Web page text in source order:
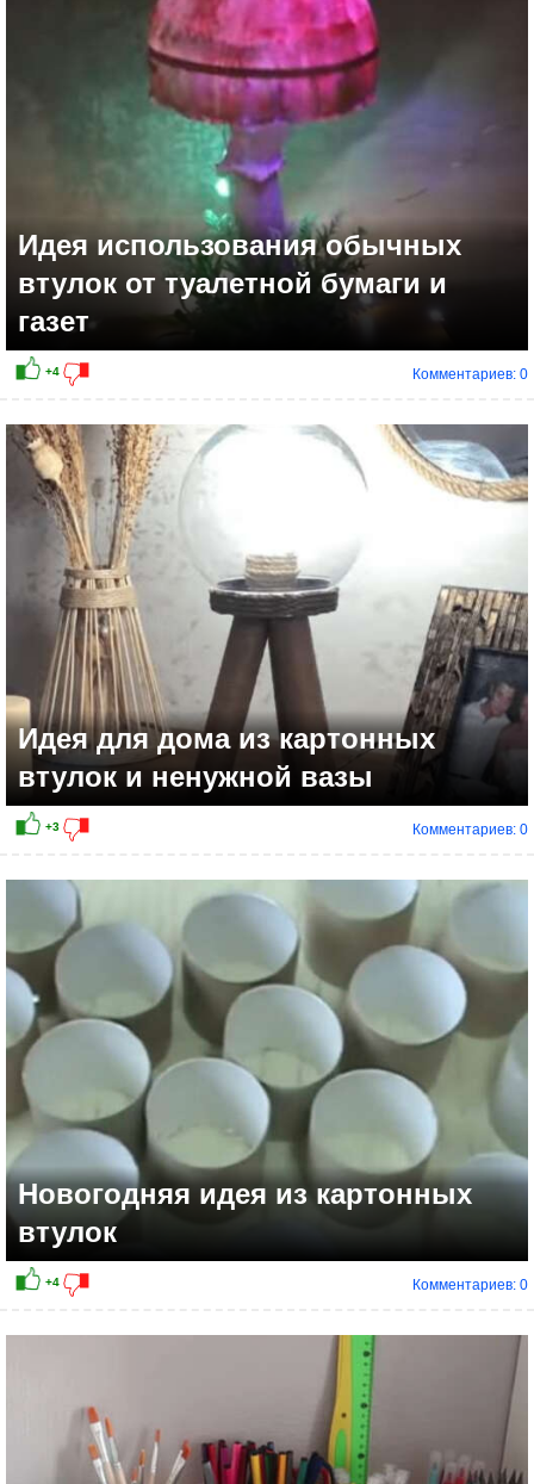
+3
Идея использования обычных
втулок от туалетной бумаги и
газет
Комментариев: 0
Идея для дома из картонных
втулок и ненужной вазы
Комментариев: 0
Новогодняя идея из картонных
втулок
Комментариев: 0